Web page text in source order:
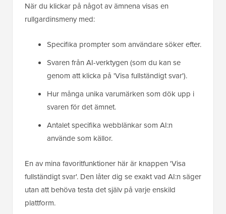
När du klickar på något av ämnena visas en
rullgardinsmeny med:
Specifika prompter som användare söker efter.
Svaren från AI-verktygen (som du kan se
genom att klicka på 'Visa fullständigt svar').
Hur många unika varumärken som dök upp i
svaren för det ämnet.
Antalet specifika webblänkar som AI:n
använde som källor.
En av mina favoritfunktioner här är knappen 'Visa
fullständigt svar'. Den låter dig se exakt vad AI:n säger
utan att behöva testa det själv på varje enskild
plattform.